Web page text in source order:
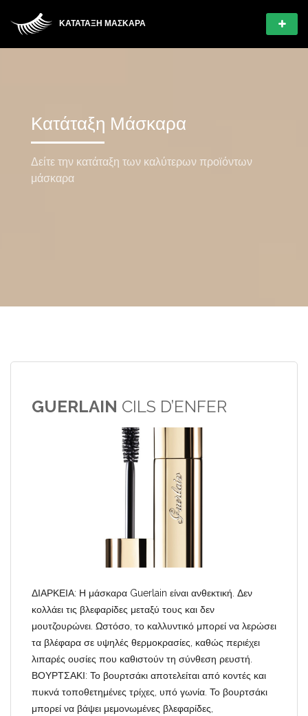
ΚΑΤΆΤΑΞΗ ΜΆΣΚΑΡΑ
Κατάταξη Μάσκαρα
Δείτε την κατάταξη των καλύτερων προϊόντων
μάσκαρα
GUERLAIN CILS D’ENFER
ΔΙΑΡΚΕΙΑ: Η μάσκαρα Guerlain είναι ανθεκτική. Δεν
κολλάει τις βλεφαρίδες μεταξύ τους και δεν
μουτζουρώνει. Ωστόσο, το καλλυντικό μπορεί να λερώσει
τα βλέφαρα σε υψηλές θερμοκρασίες, καθώς περιέχει
λιπαρές ουσίες που καθιστούν τη σύνθεση ρευστή.
ΒΟΥΡΤΣΑΚΙ: Το βουρτσάκι αποτελείται από κοντές και
πυκνά τοποθετημένες τρίχες, υπό γωνία. Το βουρτσάκι
μπορεί να βάψει μεμονωμένες βλεφαρίδες,